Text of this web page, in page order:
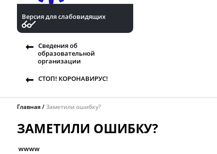
Версия для слабовидящих
Сведения об
образовательной
организации
СТОП! КОРОНАВИРУС!
Главная Заметили ошибку?
ЗАМЕТИЛИ ОШИБКУ?
wwww